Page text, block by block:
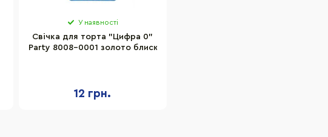
У наявності
Свічка для торта "Цифра 0"
Party 8008-0001 золото блиск
12 грн.